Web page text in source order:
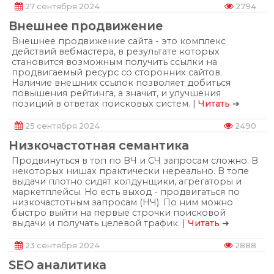
27 сентября 2024 2794
Внешнее продвижение
Внешнее продвижение сайта - это комплекс
действий вебмастера, в результате которых
становится возможным получить ссылки на
продвигаемый ресурс со сторонних сайтов.
Наличие внешних ссылок позволяет добиться
повышения рейтинга, а значит, и улучшения
позиций в ответах поисковых систем. |Читать ➔
25 сентября 2024 2490
Низкочастотная семантика
Продвинуться в топ по ВЧ и СЧ запросам сложно. В
некоторых нишах практически нереально. В топе
выдачи плотно сидят колдунщики, агрегаторы и
маркетплейсы. Но есть выход - продвигаться по
низкочастотным запросам (НЧ). По ним можно
быстро выйти на первые строчки поисковой
выдачи и получать целевой трафик. |Читать ➔
23 сентября 2024 2888
SEO аналитика